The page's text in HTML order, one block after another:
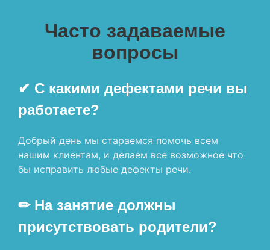
Часто задаваемые
вопросы
✔ С какими дефектами речи вы
работаете?
Добрый день мы стараемся помочь всем
нашим клиентам, и делаем все возможное что
бы исправить любые дефекты речи.
✏ На занятие должны
присутствовать родители?